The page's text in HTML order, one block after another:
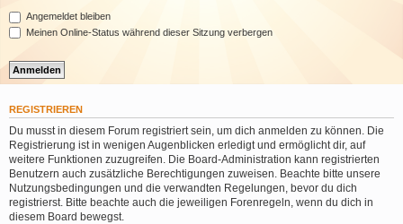
Angemeldet bleiben
Meinen Online-Status während dieser Sitzung verbergen
REGISTRIEREN
Du musst in diesem Forum registriert sein, um dich anmelden zu können. Die
Registrierung ist in wenigen Augenblicken erledigt und ermöglicht dir, auf
weitere Funktionen zuzugreifen. Die Board-Administration kann registrierten
Benutzern auch zusätzliche Berechtigungen zuweisen. Beachte bitte unsere
Nutzungsbedingungen und die verwandten Regelungen, bevor du dich
registrierst. Bitte beachte auch die jeweiligen Forenregeln, wenn du dich in
diesem Board bewegst.